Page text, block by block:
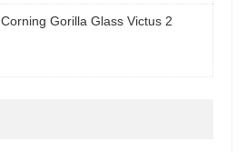
Corning Gorilla Glass Victus 2